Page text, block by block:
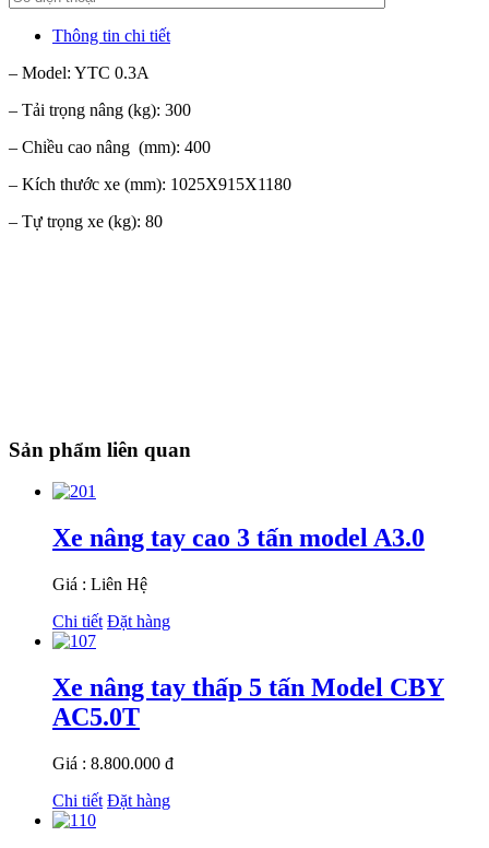
Thông tin chi tiết
– Model: YTC 0.3A
– Tải trọng nâng (kg): 300
– Chiều cao nâng (mm): 400
– Kích thước xe (mm): 1025X915X1180
– Tự trọng xe (kg): 80
Sản phẩm liên quan
Xe nâng tay cao 3 tấn model A3.0
Giá : Liên Hệ
Chi tiết Đặt hàng
Xe nâng tay thấp 5 tấn Model CBY
AC5.0T
Giá : 8.800.000 đ
Chi tiết Đặt hàng